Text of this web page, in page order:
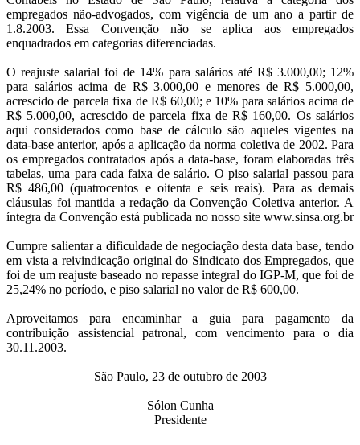
empregados não-advogados, com vigência de um ano a partir de
1.8.2003. Essa Convenção não se aplica aos empregados
enquadrados em categorias diferenciadas.
O reajuste salarial foi de 14% para salários até R$ 3.000,00; 12%
para salários acima de R$ 3.000,00 e menores de R$ 5.000,00,
acrescido de parcela fixa de R$ 60,00; e 10% para salários acima de
R$ 5.000,00, acrescido de parcela fixa de R$ 160,00. Os salários
aqui considerados como base de cálculo são aqueles vigentes na
data-base anterior, após a aplicação da norma coletiva de 2002. Para
os empregados contratados após a data-base, foram elaboradas três
tabelas, uma para cada faixa de salário. O piso salarial passou para
R$ 486,00 (quatrocentos e oitenta e seis reais). Para as demais
cláusulas foi mantida a redação da Convenção Coletiva anterior. A
íntegra da Convenção está publicada no nosso site www.sinsa.org.br
Cumpre salientar a dificuldade de negociação desta data base, tendo
em vista a reivindicação original do Sindicato dos Empregados, que
foi de um reajuste baseado no repasse integral do IGP-M, que foi de
25,24% no período, e piso salarial no valor de R$ 600,00.
Aproveitamos para encaminhar a guia para pagamento da
contribuição assistencial patronal, com vencimento para o dia
30.11.2003.
São Paulo, 23 de outubro de 2003
Sólon Cunha
Presidente